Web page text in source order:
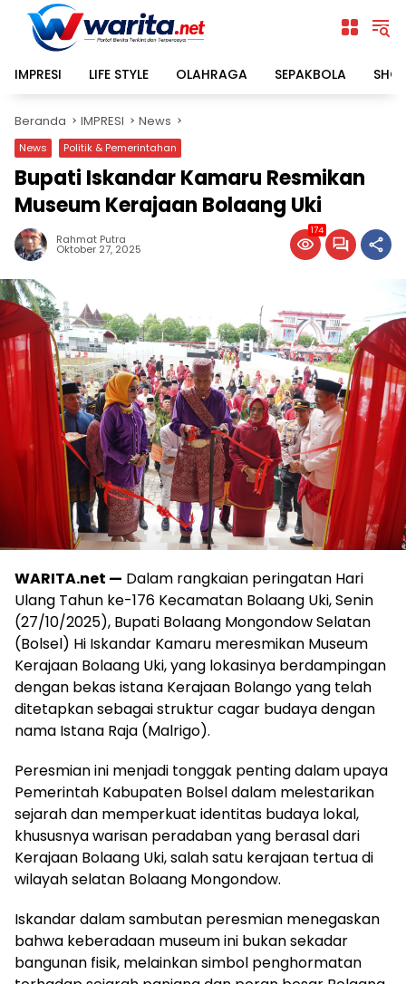
Langsung
konten
IMPRESI
LIFE STYLE OLAHRAGA SEPAKBOLA
Beranda IMPRESI News
News Politik & Pemerintahan
Bupati Iskandar Kamaru Resmikan
Museum Kerajaan Bolaang Uki
Rahmat Putra
Oktober 27, 2025
174
WARITA.net — Dalam rangkaian peringatan Hari
Ulang Tahun ke-176 Kecamatan Bolaang Uki, Senin
(27/10/2025), Bupati Bolaang Mongondow Selatan
(Bolsel) Hi Iskandar Kamaru meresmikan Museum
Kerajaan Bolaang Uki, yang lokasinya berdampingan
dengan bekas istana Kerajaan Bolango yang telah
ditetapkan sebagai struktur cagar budaya dengan
nama Istana Raja (Malrigo).
Peresmian ini menjadi tonggak penting dalam upaya
Pemerintah Kabupaten Bolsel dalam melestarikan
sejarah dan memperkuat identitas budaya lokal,
khususnya warisan peradaban yang berasal dari
Kerajaan Bolaang Uki, salah satu kerajaan tertua di
wilayah selatan Bolaang Mongondow.
Iskandar dalam sambutan peresmian menegaskan
bahwa keberadaan museum ini bukan sekadar
bangunan fisik, melainkan simbol penghormatan